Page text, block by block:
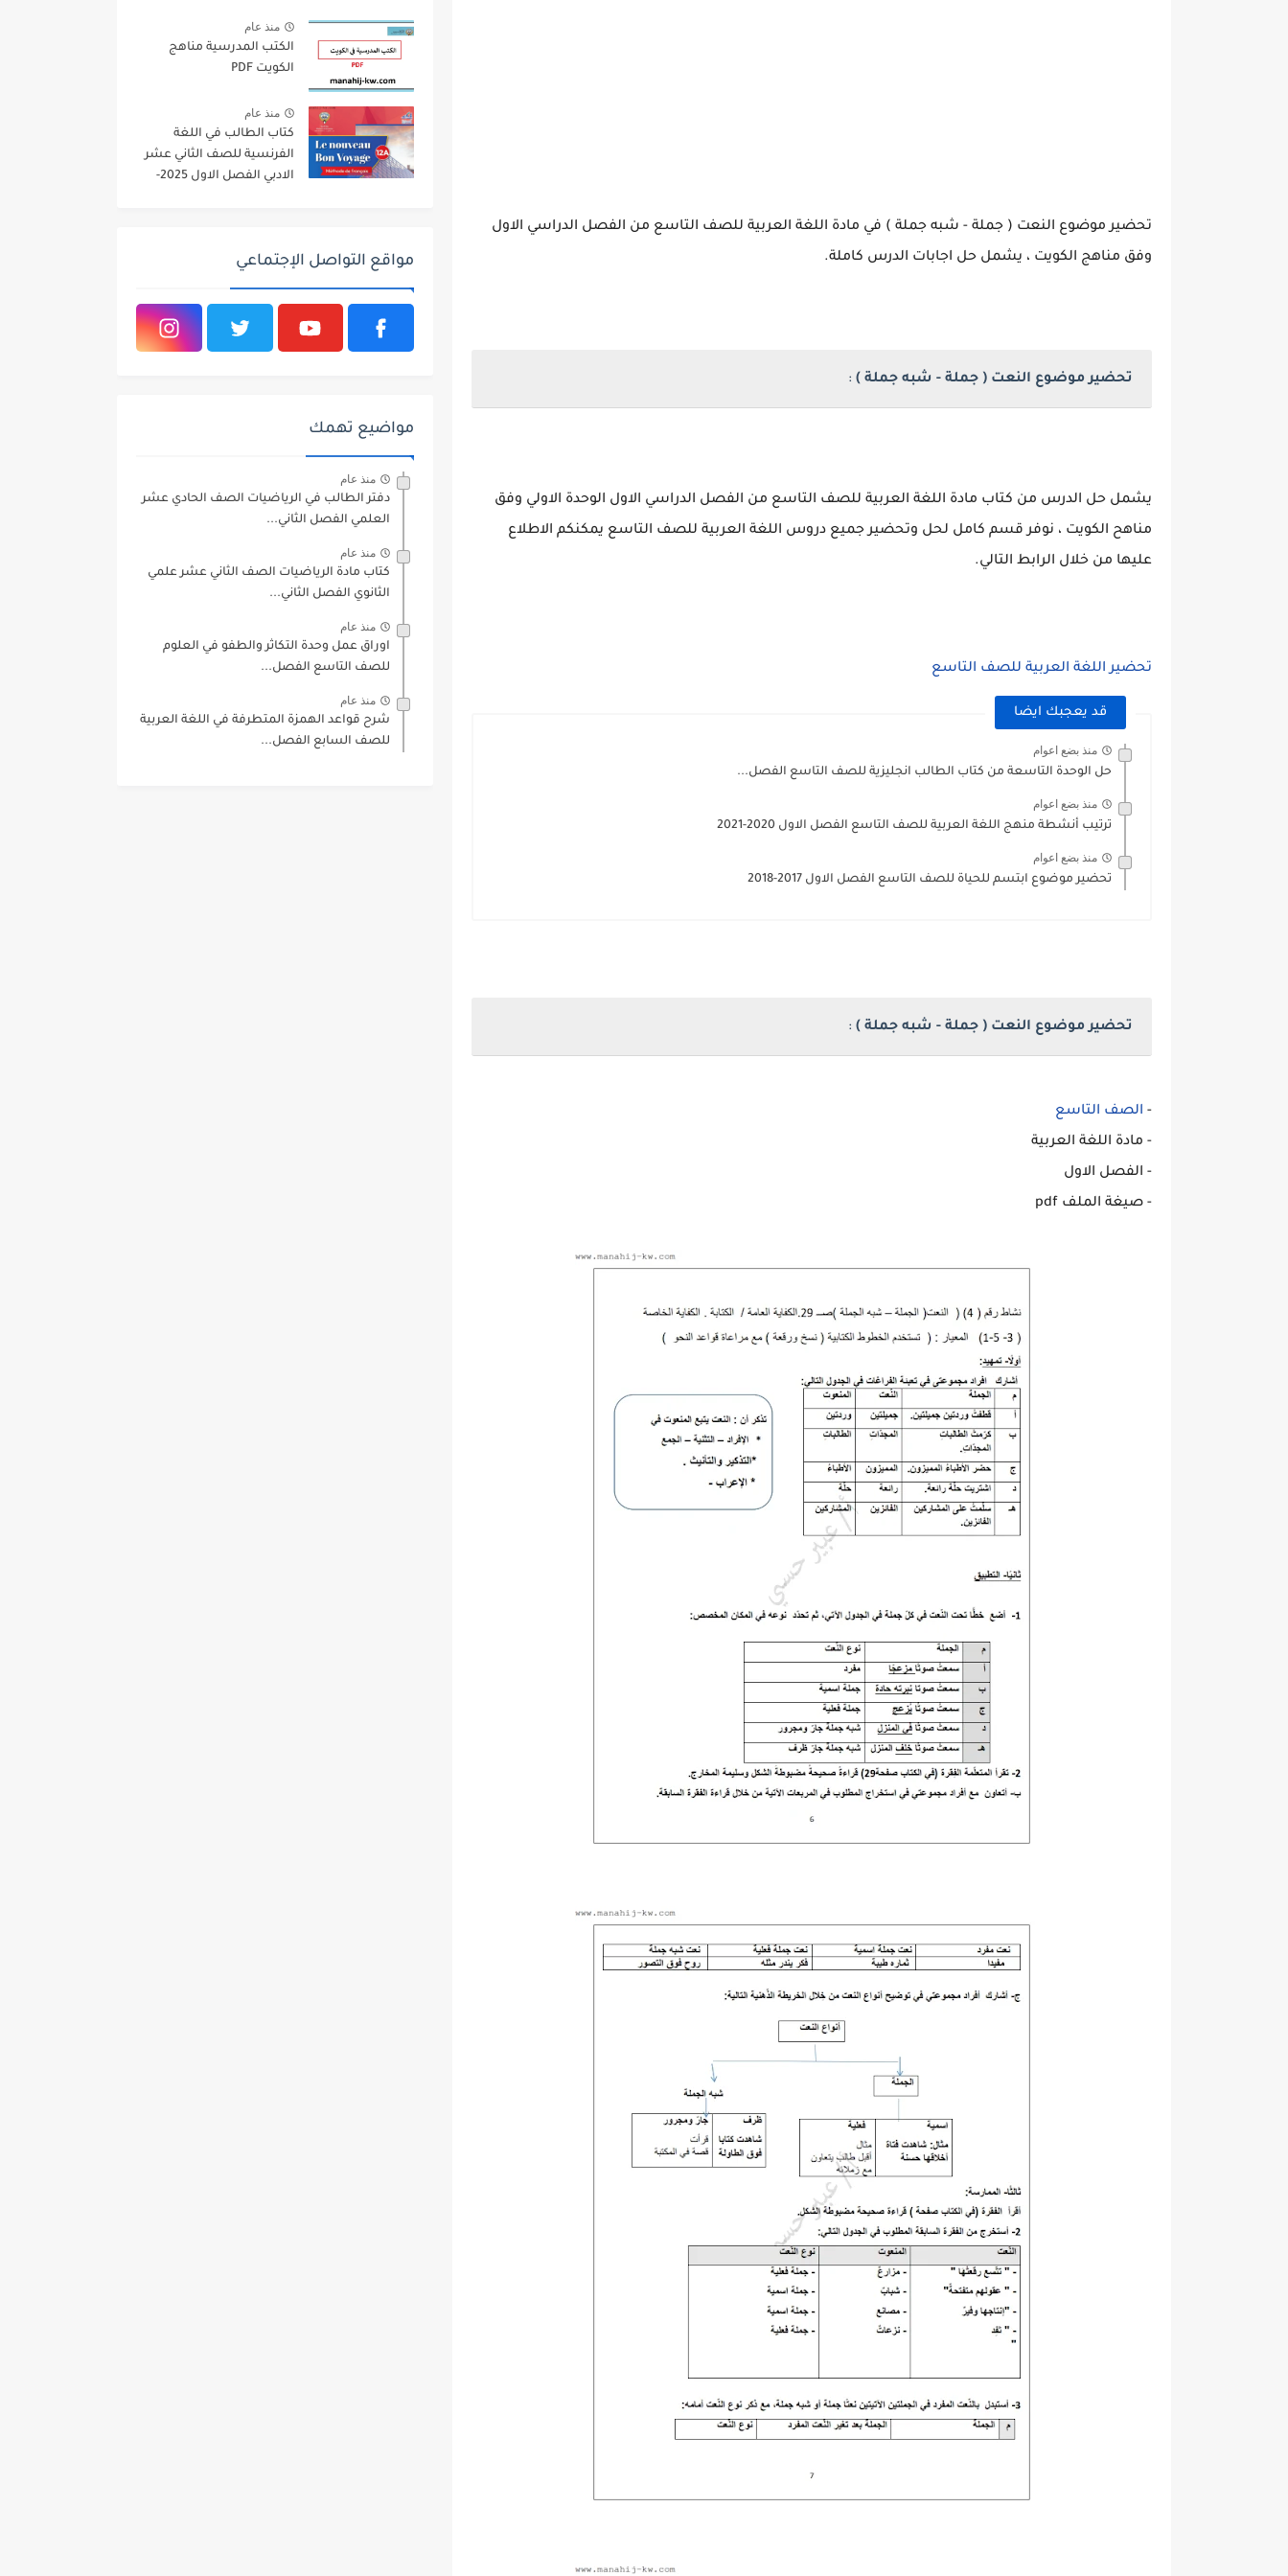
تحضير موضوع النعت ( جملة - شبه جملة ) في مادة اللغة العربية للصف التاسع من الفصل الدراسي الاول
وفق مناهج الكويت ، يشمل حل اجابات الدرس كاملة.
تحضير موضوع النعت ( جملة - شبه جملة ) :
يشمل حل الدرس من كتاب مادة اللغة العربية للصف التاسع من الفصل الدراسي الاول الوحدة الاولي وفق
مناهح الكويت ، نوفر قسم كامل لحل وتحضير جميع دروس اللغة العربية للصف التاسع يمكنكم الاطلاع
عليها من خلال الرابط التالي.
تحضير اللغة العربية للصف التاسع
قد يعجبك ايضا
منذ بضع اعوام
حل الوحدة التاسعة من كتاب الطالب انجليزية للصف التاسع الفصل...
منذ بضع اعوام
ترتيب أنشطة منهج اللغة العربية للصف التاسع الفصل الاول 2020-2021
منذ بضع اعوام
تحضير موضوع ابتسم للحياة للصف التاسع الفصل الاول 2017-2018
تحضير موضوع النعت ( جملة - شبه جملة ) :
- الصف التاسع
- مادة اللغة العربية
- الفصل الاول
- صيغة الملف pdf
منذ عام
الكتب المدرسية مناهج
الكويت PDF
منذ عام
كتاب الطالب في اللغة
الفرنسية للصف الثاني عشر
الادبي الفصل الاول 2025-
مواقع التواصل الإجتماعي
مواضيع تهمك
منذ عام
دفتر الطالب في الرياضيات الصف الحادي عشر
العلمي الفصل الثاني...
منذ عام
كتاب مادة الرياضيات الصف الثاني عشر علمي
الثانوي الفصل الثاني...
منذ عام
اوراق عمل وحدة التكاثر والطفو في العلوم
للصف التاسع الفصل...
منذ عام
شرح قواعد الهمزة المتطرفة في اللغة العربية
للصف السابع الفصل...